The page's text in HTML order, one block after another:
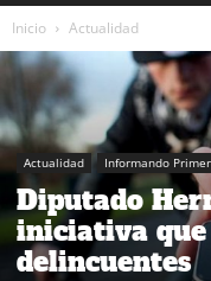
Inicio Actualidad
Actualidad Informando
Diputado
iniciativa que
delincuentes